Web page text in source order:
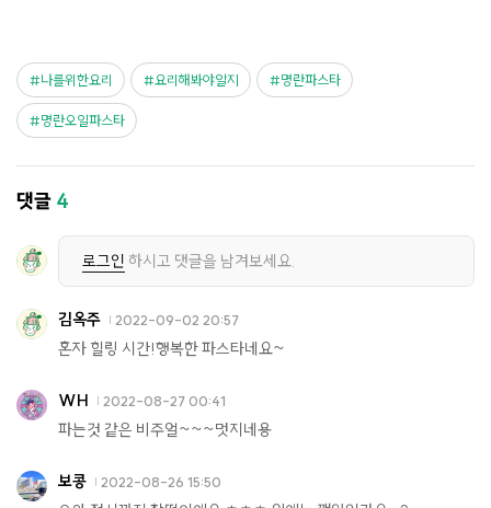
나를위한요리 요리해봐야알지 명란파스타
명란오일파스타
댓글 4
로그인 하시고 댓글을 남겨보세요.
김옥주 2022-09-02 20:57
혼자 힐링 시간!행복한 파스타네요~
WH 2022-08-27 00:41
파는것 같은 비주얼~~~멋지네용
보콩 2022-08-26 15:50